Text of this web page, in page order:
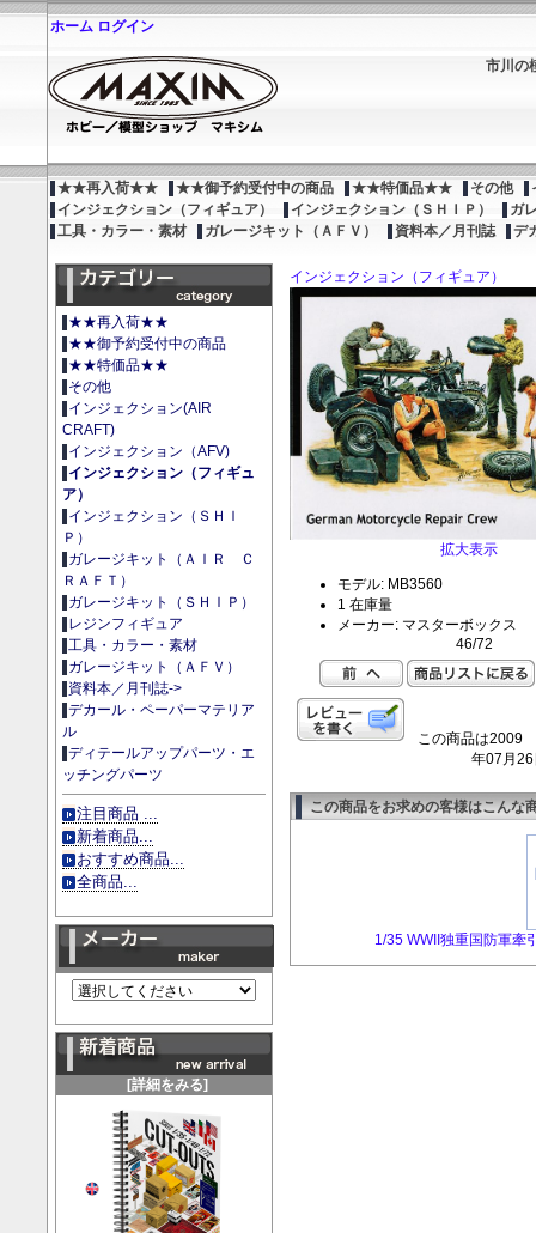
ホーム ログイン
市川の
★★再入荷★★ ★★御予約受付中の商品 ★★特価品★★ その他
インジェクション（フィギュア）
インジェクション（ＳＨＩＰ）
ガ
工具・カラー・素材
ガレージキット（ＡＦＶ） 資料本／月刊誌 デ
★★再入荷★★
★★御予約受付中の商品
★★特価品★★
その他
インジェクション(AIR
CRAFT)
インジェクション（AFV)
インジェクション（フィギュ
ア）
インジェクション（ＳＨＩ
Ｐ）
ガレージキット（ＡＩＲ Ｃ
ＲＡＦＴ）
ガレージキット（ＳＨＩＰ）
レジンフィギュア
工具・カラー・素材
ガレージキット（ＡＦＶ）
資料本／月刊誌->
デカール・ペーパーマテリア
ル
ディテールアップパーツ・エ
ッチングパーツ
注目商品 ...
新着商品...
おすすめ商品...
全商品...
[詳細をみる]
インジェクション（フィギュア）
拡大表示
モデル: MB3560
1 在庫量
メーカー: マスターボックス
46/72
この商品は2009
年07月
この商品をお求めの客様はこんな
1/35 WWII独重国防軍牽